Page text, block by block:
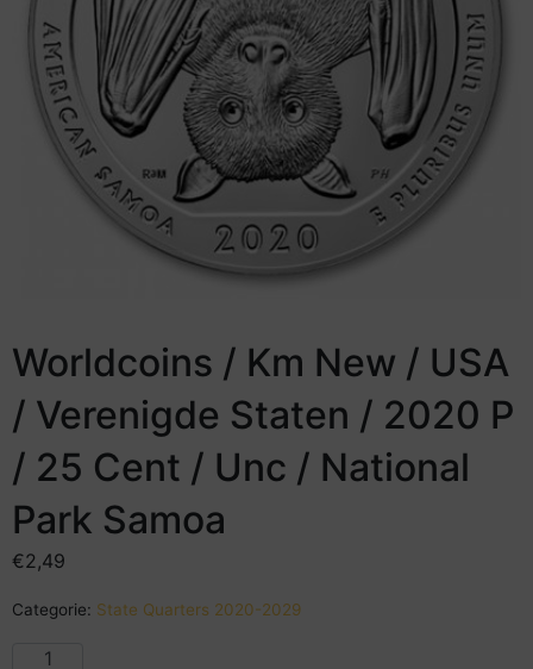
Worldcoins / Km New / USA
/ Verenigde Staten / 2020 P
/ 25 Cent / Unc / National
Park Samoa
€2,49
Categorie: State Quarters 2020-2029